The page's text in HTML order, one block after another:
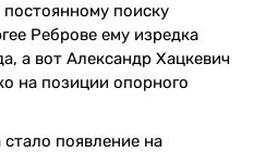
поиску
Реброве ему изредка
а вот Александр Хацкевич
на позиции опорного
появление на